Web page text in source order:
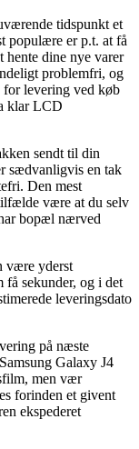
tidspunkt et
populære er p.t. at få
hente dine nye varer
problemfri, og
for levering ved køb
klar LCD
sendt til din
sædvanligvis en tak
Den mest
være at du selv
bopæl nærved
være yderst
få sekunder, og i det
leveringsdato
på næste
Galaxy J4
men vær
forinden et givent
ekspederet